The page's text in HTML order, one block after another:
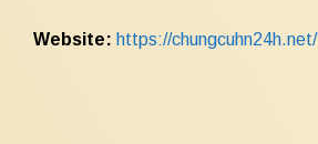
Website: https://chungcuhn24h.net/